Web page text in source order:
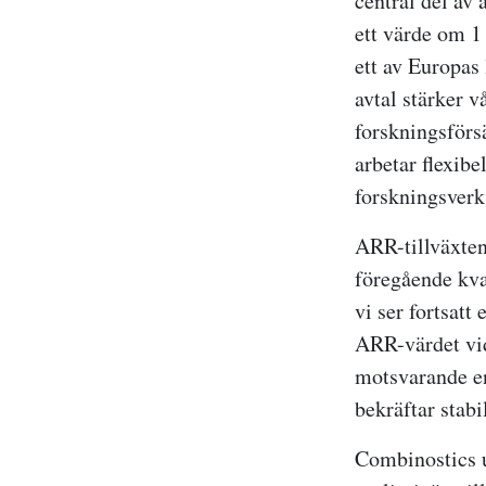
ett värde om
ett av
avtal stärker
arbetar
ARR-
föregående
vi ser fortsatt
ARR-värdet
motsvarande
bekräftar
Combinostics